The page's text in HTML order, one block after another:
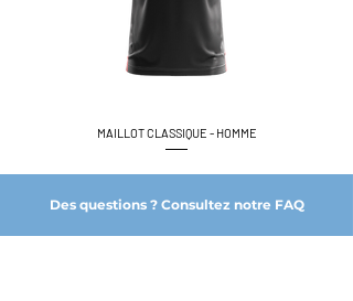
MAILLOT CLASSIQUE - HOMME
Des questions ? Consultez notre FAQ